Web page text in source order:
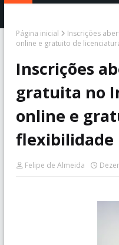
Página inicial
Inscrições
online e gratuito de
Inscrições
gratuita no
online e
flexibilidade
Felipe de Almeida